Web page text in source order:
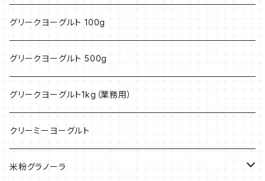
グリークヨーグルト 100g
グリークヨーグルト 500g
グリークヨーグルト1kg（業務用）
クリーミーヨーグルト
米粉グラノーラ